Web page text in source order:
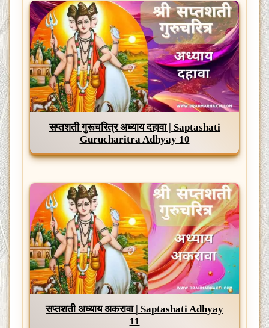
सप्तशती गुरूचरित्र अध्याय दहावा | Saptashati
Gurucharitra Adhyay 10
सप्तशती अध्याय अकरावा | Saptashati Adhyay
11